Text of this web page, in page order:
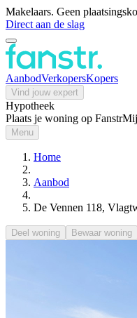
Makelaars. Geen
Direct aan de slag
AanbodVerkopersKopers
Vind jouw expert
Hypotheek
Plaats je woning op Fanstr
Menu
Home
Aanbod
De Vennen 118,
Deel woning Bewaar woning